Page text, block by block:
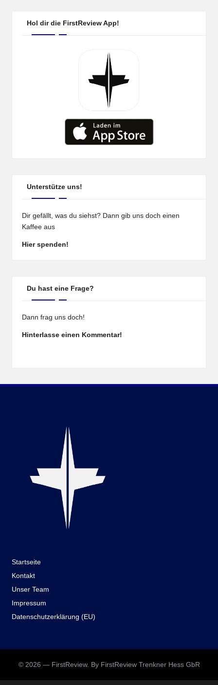
Hol dir die FirstReview App!
Unterstütze uns!
Dir gefällt, was du siehst? Dann gib uns doch einen
Kaffee aus
Hier spenden!
Du hast eine Frage?
Dann frag uns doch!
Hinterlasse einen Kommentar!
Startseite
Kontakt
Unser Team
Impressum
Datenschutzerklärung (EU)
© 2026 — FirstReview. By FirstReview Trenkner Hess GbR